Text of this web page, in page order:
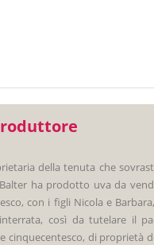
della tenuta che
ha prodotto uva da
con i figli Nicola e
così da tutelare il
cinquecentesco, di proprietà